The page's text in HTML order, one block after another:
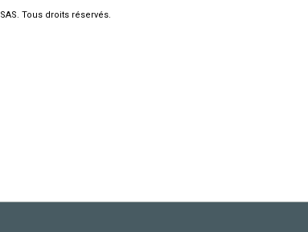
Tous droits réservés.